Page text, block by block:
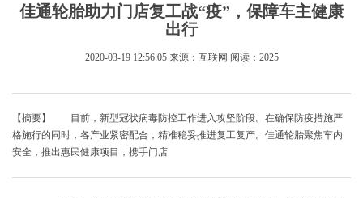
佳通轮胎助力门店复工战“疫”，保障车主健康
出行
2020-03-19 12:56:05 来源：互联网 阅读：2025
【摘要】 目前，新型冠状病毒防控工作进入攻坚阶段。在确保防疫措施严
格施行的同时，各产业紧密配合，精准稳妥推进复工复产。佳通轮胎聚焦车内
安全，推出惠民健康项目，携手门店